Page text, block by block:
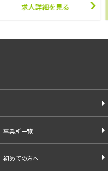
求人詳細を見る
事業所一覧
初めての方へ